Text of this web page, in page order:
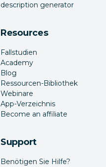
description generator
Resources
Fallstudien
Academy
Blog
Ressourcen-Bibliothek
Webinare
App-Verzeichnis
Become an affiliate
Support
Benötigen Sie Hilfe?